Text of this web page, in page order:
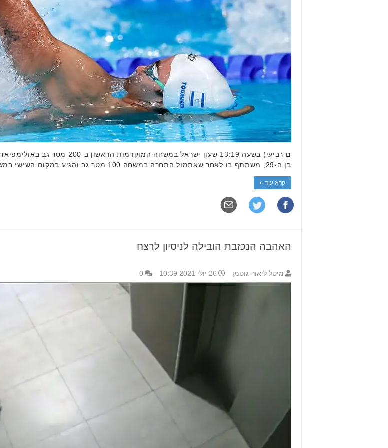
בן ה-29, משתתף בו לאחר שאתמול התחרה במשחה 100 מטר גב והגיע במקום השישי במשחה עם תוצאה של 54.81 שניות. התוצאה הזאת …
קרא עוד »
האהבה הנכזבת הובילה לניסיון לרצח
מיטל ליאור-גוטמן 26 יולי 2021 10:39 0